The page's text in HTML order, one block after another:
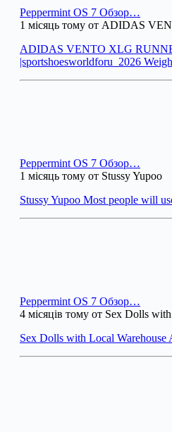
Peppermint OS 7 Обзор…
1 місяць тому от ADIDAS
ADIDAS VENTO XLG
|sportshoesworldforu_2026
Peppermint OS 7 Обзор…
1 місяць тому от Stussy Yupoo
Stussy Yupoo Most people will
Peppermint OS 7 Обзор…
4 місяців тому от Sex Dolls
Sex Dolls with Local